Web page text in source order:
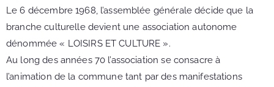
Le 6 décembre 1968, l’assemblée générale décide que la
branche culturelle devient une association autonome
dénommée « LOISIRS ET CULTURE ».
Au long des années 70 l’association se consacre à
l’animation de la commune tant par des manifestations